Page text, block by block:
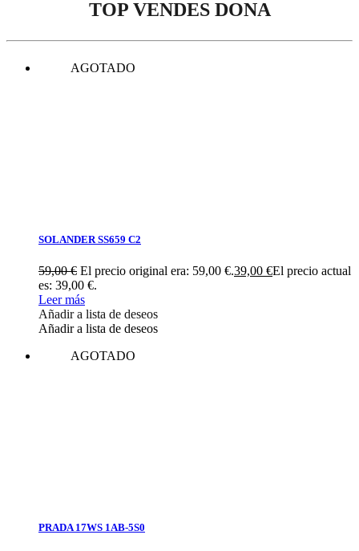
TOP VENDES DONA
AGOTADO
SOLANDER SS659 C2
59,00€ El precio original era: 59,00 €.39,00 €El precio actual
es: 39,00 €.
Leer más
Añadir a lista de deseos
Añadir a lista de deseos
AGOTADO
PRADA 17WS 1AB-5S0